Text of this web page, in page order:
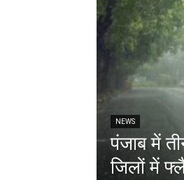
NEWS
पंजाब में
जिलों में